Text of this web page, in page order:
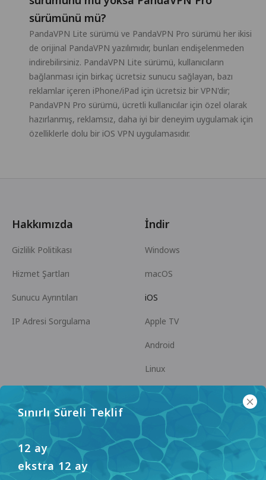
sürümünü mü?
PandaVPN Lite sürümü ve PandaVPN Pro sürümü her ikisi
de orijinal PandaVPN yazılımıdır, bunları endişelenmeden
indirebilirsiniz. PandaVPN Lite sürümü, kullanıcıların
bağlanması için birkaç ücretsiz sunucu sağlayan, bazı
reklamlar içeren iPhone/iPad için ücretsiz bir VPN'dir;
PandaVPN Pro sürümü, ücretli kullanıcılar için özel olarak
hazırlanmış, reklamsız, daha iyi bir deneyim uygulamak için
özelliklerle dolu bir iOS VPN uygulamasıdır.
Sınırlı Süreli Teklif
12 ay
ekstra 12 ay
Hakkımızda
Gizlilik Politikası
Hizmet Şartları
Sunucu Ayrıntıları
IP Adresi Sorgulama
İndir
Windows
macOS
iOS
Apple TV
Android
Linux
Android TV
Yardım Merkezi
panda7x24@gmail.com
SSS
İşbirliği
Ortak Olun